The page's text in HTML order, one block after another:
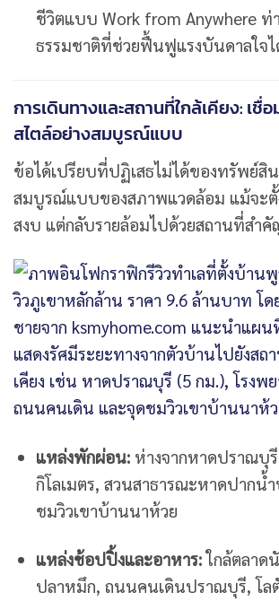
ชีวิตแบบ Work from Anywhere ท่
ธรรมชาติที่ช่วยฟื้นฟูแรงบันดาลใจไ
การเดินทางและสถานที่ใกล้เคียง: เชื่
สไตล์อย่างสมบูรณ์แบบ
ข้อได้เปรียบที่ปฏิเสธไม่ได้ของทรัพย์สิ
สมบูรณ์แบบของสภาพแวดล้อม แม้จะตั้
สงบ แต่กลับรายล้อมไปด้วยสถานที่สำคั
แหล่งพักผ่อน:ห่างจากหาดปราณบุรี
กิโลเมตร, สวนสาธารณะหาดปากน้
ชมวิวเขาบ้านนาห้วย
แหล่งช้อปปิ้งและอาหาร:ใกล้ตลาด
ปลาหมึก, ถนนคนเดินปราณบุรี, โล